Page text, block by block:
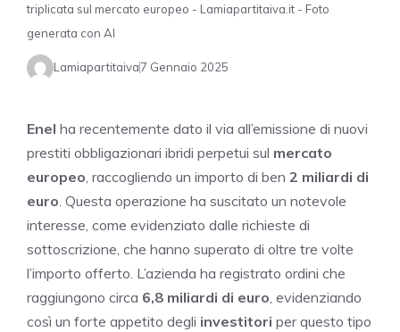
triplicata sul mercato europeo - Lamiapartitaiva.it - Foto
generata con AI
Lamiapartitaiva7 Gennaio 2025
Enel ha recentemente dato il via all’emissione di nuovi
prestiti obbligazionari ibridi perpetui sul mercato
europeo , raccogliendo un importo di ben 2 miliardi di
euro . Questa operazione ha suscitato un notevole
interesse, come evidenziato dalle richieste di
sottoscrizione, che hanno superato di oltre tre volte
l’importo offerto. L’azienda ha registrato ordini che
raggiungono circa 6,8 miliardi di euro , evidenziando
così un forte appetito degli investitori per questo tipo